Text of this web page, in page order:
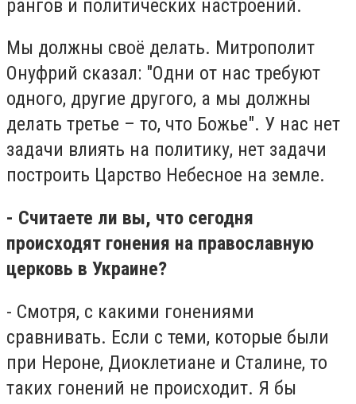
рангов и политических настроений.
Мы должны своё делать. Митрополит
Онуфрий сказал: "Одни от нас требуют
одного, другие другого, а мы должны
делать третье – то, что Божье". У нас нет
задачи влиять на политику, нет задачи
построить Царство Небесное на земле.
- Считаете ли вы, что сегодня
происходят гонения на православную
церковь в Украине?
- Смотря, с какими гонениями
сравнивать. Если с теми, которые были
при Нероне, Диоклетиане и Сталине, то
таких гонений не происходит. Я бы